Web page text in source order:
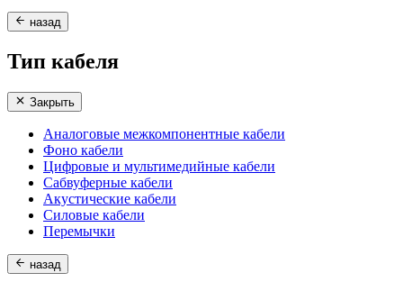
назад
Тип кабеля
Закрыть
Аналоговые межкомпонентные кабели
Фоно кабели
Цифровые и мультимедийные кабели
Сабвуферные кабели
Акустические кабели
Силовые кабели
Перемычки
назад